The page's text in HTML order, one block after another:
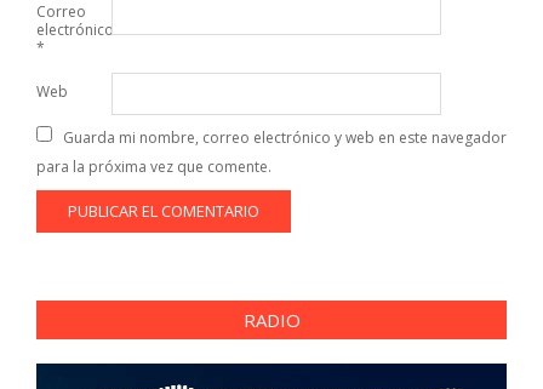
Correo
electrónico
*
Web
Guarda mi nombre, correo electrónico y web en este navegador
para la próxima vez que comente.
RADIO